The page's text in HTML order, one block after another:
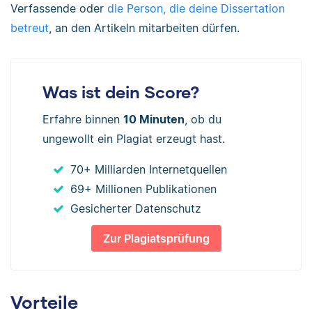
Verfassende oder die Person, die deine Dissertation
betreut , an den Artikeln mitarbeiten dürfen.
Was ist dein Score?
Erfahre binnen 10 Minuten , ob du
ungewollt ein Plagiat erzeugt hast.
70+ Milliarden Internetquellen
69+ Millionen Publikationen
Gesicherter Datenschutz
Zur Plagiatsprüfung
Vorteile